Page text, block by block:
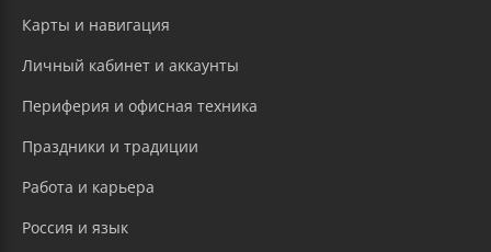
Карты и навигация
Личный кабинет и аккаунты
Периферия и офисная техника
Праздники и традиции
Работа и карьера
Россия и язык